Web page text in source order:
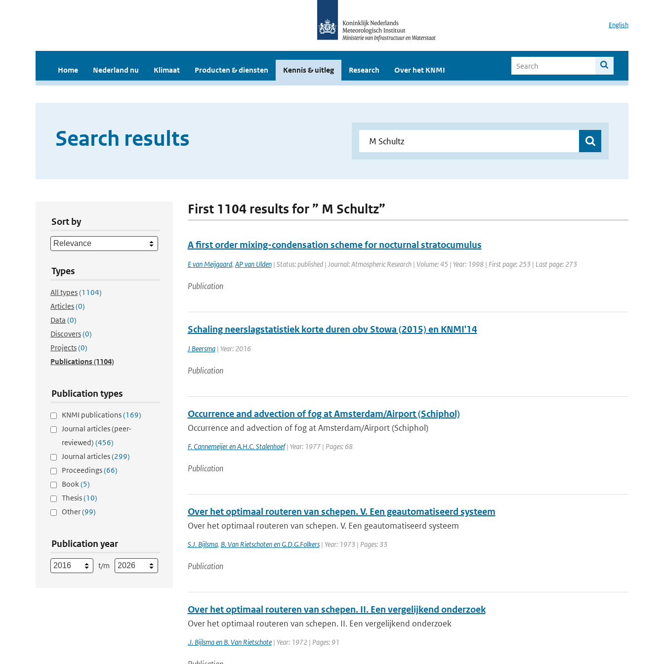
English
Home Nederland nu Klimaat Producten & diensten Kennis & uitleg Research Over het KNMI
Search results
Sort by
Types
All types(1104)
Articles(0)
Data (0)
Discovers(0)
Projects(0)
Publications(1104)
Publication types
KNMI publications(169)
Journal articles (peer-
reviewed) (456)
Journal articles(299)
Proceedings(66)
Book(5)
Thesis(10)
Other(99)
Publication year
t/m
First 1104 results for ” M Schultz”
A first order mixing-condensation scheme for nocturnal stratocumulus
E van Meijgaard, AP van Ulden| Status: published | Journal: Atmospheric Research | Volume: 45 | Year: 1998 | First page: 253 | Last page: 273
Publication
Schaling neerslagstatistiek korte duren obv Stowa (2015) en KNMI'14
J Beersma| Year: 2016
Publication
Occurrence and advection of fog at Amsterdam/Airport (Schiphol)
Occurrence and advection of fog at Amsterdam/Airport (Schiphol)
F. Cannemeijer en A.H.C. Stalenhoef| Year: 1977 | Pages: 68
Publication
Over het optimaal routeren van schepen. V. Een geautomatiseerd systeem
Over het optimaal routeren van schepen. V. Een geautomatiseerd systeem
S.J. Bijlsma, B. Van Rietschoten en G.D.G.Folkers| Year: 1973 | Pages: 33
Publication
Over het optimaal routeren van schepen. II. Een vergelijkend onderzoek
Over het optimaal routeren van schepen. II. Een vergelijkend onderzoek
.J. Bijlsma en B. Van Rietschote| Year: 1972 | Pages: 91